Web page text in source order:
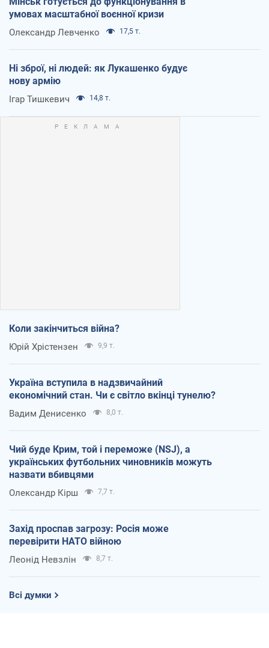
умовах масштабної воєнної кризи
Олександр Левченко 17,5 т.
Ні зброї, ні людей: як Лукашенко будує
нову армію
Ігар Тишкевич 14,8 т.
Коли закінчиться війна?
Юрій Хрістензен 9,9 т.
Україна вступила в надзвичайний
економічний стан. Чи є світло вкінці тунелю?
Вадим Денисенко 8,0 т.
Чий буде Крим, той і переможе (NSJ), а
українських футбольних чиновників можуть
назвати вбивцями
Олександр Кірш 7,7 т.
Захід проспав загрозу: Росія може
перевірити НАТО війною
Леонід Невзлін 8,7 т.
Всі думки